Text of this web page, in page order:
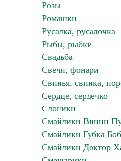
Розы
Ромашки
Русалка, русалочка
Рыбы, рыбки
Свадьба
Свечи, фонари
Свинья, свинка,
Сердце, сердечко
Слоники
Смайлики Винни
Смайлики Губка Боб
Смайлики Доктор